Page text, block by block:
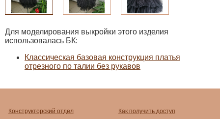
Для моделирования выкройки этого изделия
использовалась БК:
Классическая базовая конструкция платья
отрезного по талии без рукавов
Конструкторский отдел
Как получить доступ